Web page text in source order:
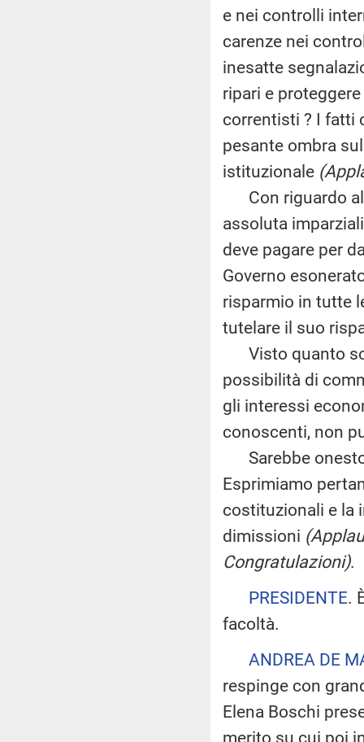
e nei controlli
carenze nei
inesatte
ripari e
correntisti ? I fatti
pesante ombra
istituzionale
Con riguardo
assoluta
deve pagare per
Governo
risparmio in tutte
tutelare il suo
Visto quanto
possibilità di
gli interessi
conoscenti, non
Sarebbe onesto
Esprimiamo
costituzionali e la
dimissioni
Congratulazioni).
PRESIDENTE.
facoltà.
ANDREA DE
respinge con
Elena Boschi
merito su cui poi